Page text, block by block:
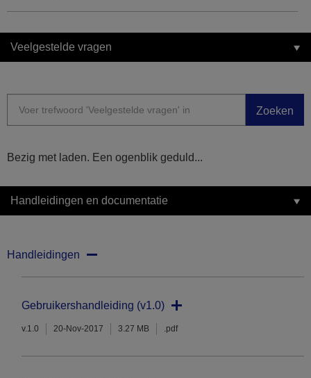
Veelgestelde vragen
Zoeken
Bezig met laden. Een ogenblik geduld...
Handleidingen en documentatie
Handleidingen
Gebruikershandleiding (v1.0)
v.1.0 20-Nov-2017 3.27 MB .pdf